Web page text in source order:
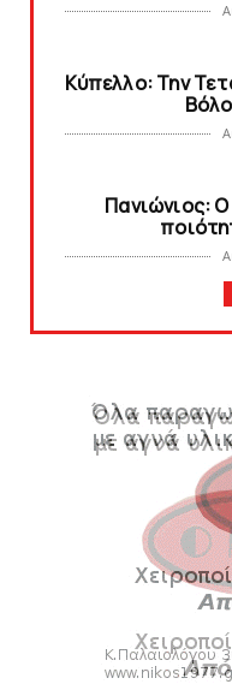
Κύπελλο: Την
Πανιώνιος:
«Kara Talks»
Bόλεϊ Γυναικών:
Στην